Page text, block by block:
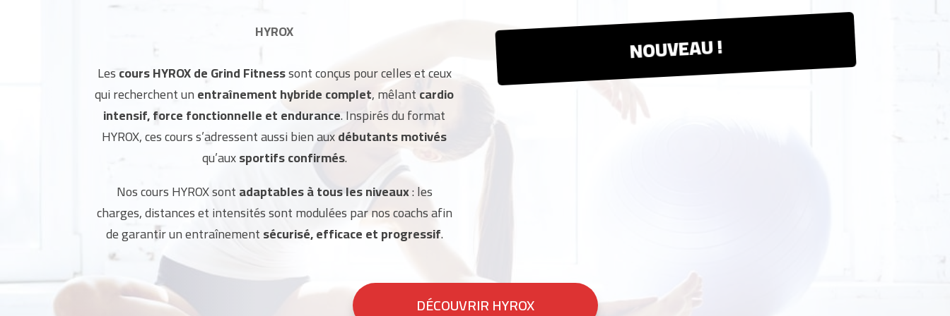
HYROX
Lescours HYROX de Grind Fitnesssont conçus pour celles et ceux
qui recherchent unentraînement hybride complet, mêlantcardio
intensif, force fonctionnelle et endurance. Inspirés du format
HYROX, ces cours s’adressent aussi bien auxdébutants motivés
qu’auxsportifs confirmés.
Nos cours HYROX sontadaptables à tous les niveaux: les
charges, distances et intensités sont modulées par nos coachs afin
de garantir un entraînementsécurisé, efficace et progressif.
NOUVEAU !
DÉCOUVRIR HYROX